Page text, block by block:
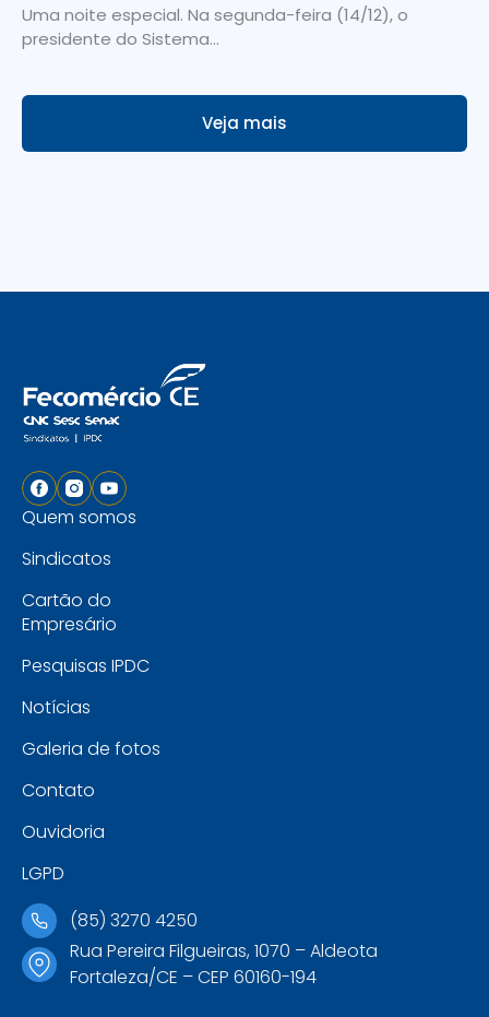
Uma noite especial. Na segunda-feira (14/12), o
presidente do Sistema...
Veja mais
Quem somos
Sindicatos
Cartão do
Empresário
Pesquisas IPDC
Notícias
Galeria de fotos
Contato
Ouvidoria
LGPD
(85) 3270 4250
Rua Pereira Filgueiras, 1070 – Aldeota
Fortaleza/CE – CEP 60160-194